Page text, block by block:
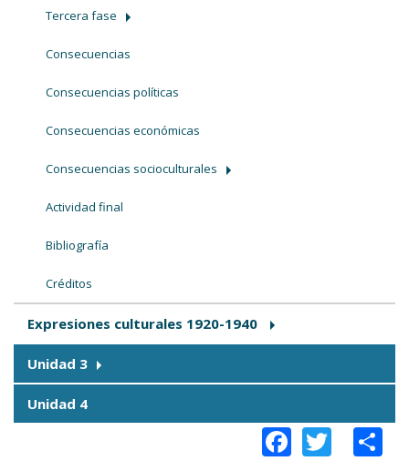
Tercera fase
Consecuencias
Consecuencias políticas
Consecuencias económicas
Consecuencias socioculturales
Actividad final
Bibliografía
Créditos
Expresiones culturales 1920-1940
Unidad 3
Unidad 4